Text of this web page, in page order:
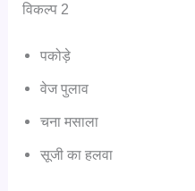
विकल्प 2
पकोड़े
वेज पुलाव
चना मसाला
सूजी का हलवा